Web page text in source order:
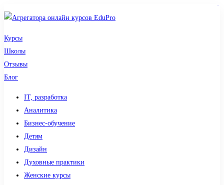
Курсы
Школы
Отзывы
Блог
IT, разработка
Аналитика
Бизнес-обучение
Детям
Дизайн
Духовные практики
Женские курсы